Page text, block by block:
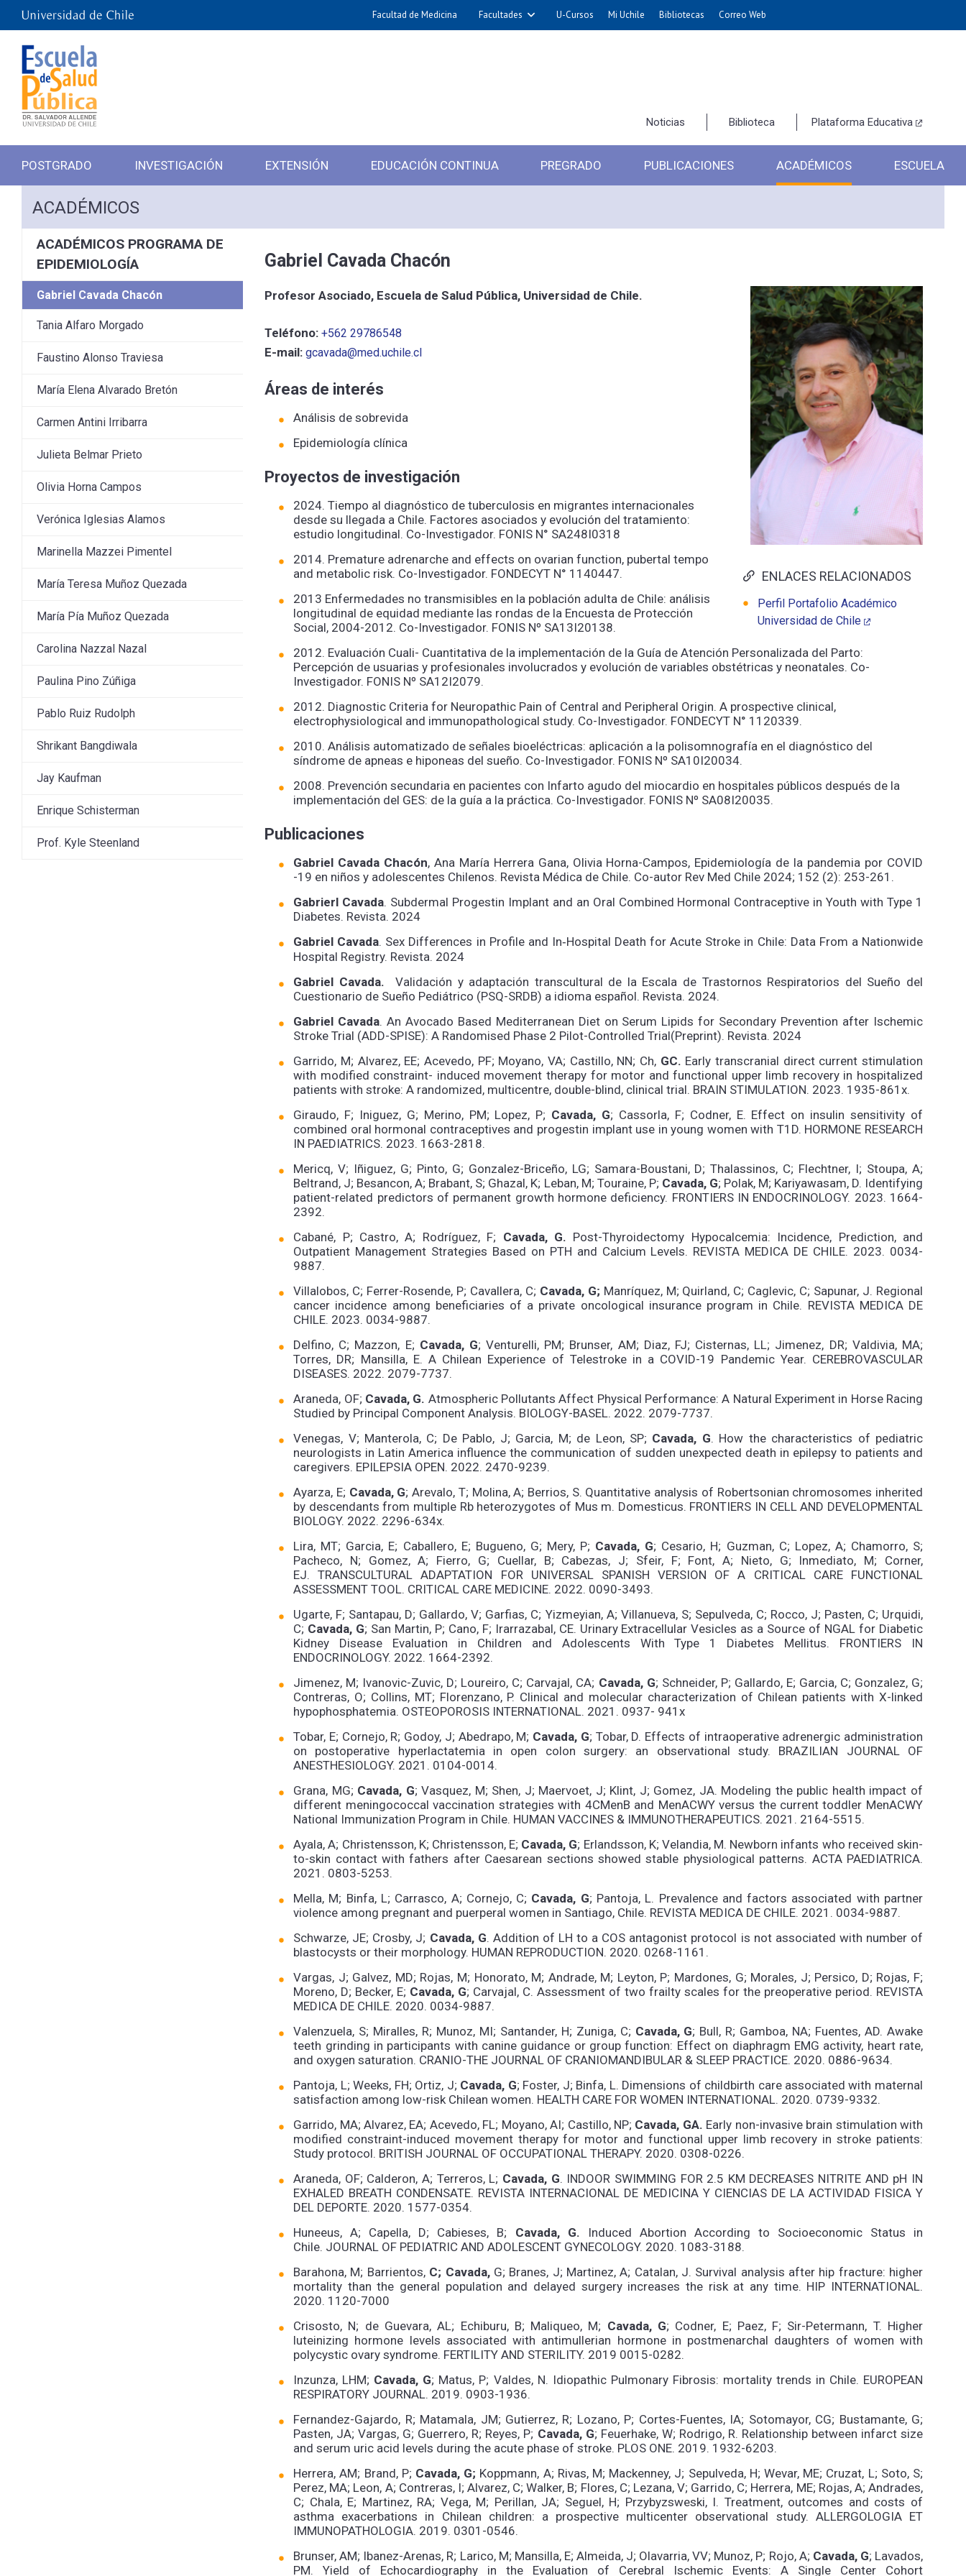
Facultad de Medicina Facultades U-Cursos Mi Uchile Bibliotecas Correo Web
Noticias Biblioteca Plataforma Educativa
POSTGRADO INVESTIGACIÓN EXTENSIÓN EDUCACIÓN CONTINUA PREGRADO PUBLICACIONES ACADÉMICOS ESCUELA
ACADÉMICOS
ACADÉMICOS PROGRAMA DE
EPIDEMIOLOGÍA
Gabriel Cavada Chacón
Tania Alfaro Morgado
Faustino Alonso Traviesa
María Elena Alvarado Bretón
Carmen Antini Irribarra
Julieta Belmar Prieto
Olivia Horna Campos
Verónica Iglesias Alamos
Marinella Mazzei Pimentel
María Teresa Muñoz Quezada
María Pía Muñoz Quezada
Carolina Nazzal Nazal
Paulina Pino Zúñiga
Pablo Ruiz Rudolph
Shrikant Bangdiwala
Jay Kaufman
Enrique Schisterman
Prof. Kyle Steenland
Gabriel Cavada Chacón
ENLACES RELACIONADOS
Perfil Portafolio Académico
Universidad de Chile
Profesor Asociado, Escuela de Salud Pública, Universidad de Chile.
Teléfono: +562 29786548
E-mail: gcavada@med.uchile.cl
Áreas de interés
Análisis de sobrevida
Epidemiología clínica
Proyectos de investigación
2024. Tiempo al diagnóstico de tuberculosis en migrantes internacionales
desde su llegada a Chile. Factores asociados y evolución del tratamiento:
estudio longitudinal. Co-Investigador. FONIS N° SA248I0318
2014. Premature adrenarche and effects on ovarian function, pubertal tempo
and metabolic risk. Co-Investigador. FONDECYT N° 1140447.
2013 Enfermedades no transmisibles en la población adulta de Chile: análisis
longitudinal de equidad mediante las rondas de la Encuesta de Protección
Social, 2004-2012. Co-Investigador. FONIS Nº SA13I20138.
2012. Evaluación Cuali- Cuantitativa de la implementación de la Guía de Atención Personalizada del Parto:
Percepción de usuarias y profesionales involucrados y evolución de variables obstétricas y neonatales. Co-
Investigador. FONIS Nº SA12I2079.
2012. Diagnostic Criteria for Neuropathic Pain of Central and Peripheral Origin. A prospective clinical,
electrophysiological and immunopathological study. Co-Investigador. FONDECYT N° 1120339.
2010. Análisis automatizado de señales bioeléctricas: aplicación a la polisomnografía en el diagnóstico del
síndrome de apneas e hiponeas del sueño. Co-Investigador. FONIS Nº SA10I20034.
2008. Prevención secundaria en pacientes con Infarto agudo del miocardio en hospitales públicos después de la
implementación del GES: de la guía a la práctica. Co-Investigador. FONIS Nº SA08I20035.
Publicaciones
Gabriel Cavada Chacón, Ana María Herrera Gana, Olivia Horna-Campos, Epidemiología de la pandemia por COVID
-19 en niños y adolescentes Chilenos. Revista Médica de Chile. Co-autor Rev Med Chile 2024; 152 (2): 253-261.
Gabrierl Cavada. Subdermal Progestin Implant and an Oral Combined Hormonal Contraceptive in Youth with Type 1
Diabetes. Revista. 2024
Gabriel Cavada. Sex Differences in Profile and In‐Hospital Death for Acute Stroke in Chile: Data From a Nationwide
Hospital Registry. Revista. 2024
Gabriel Cavada. Validación y adaptación transcultural de la Escala de Trastornos Respiratorios del Sueño del
Cuestionario de Sueño Pediátrico (PSQ-SRDB) a idioma español. Revista. 2024.
Gabriel Cavada. An Avocado Based Mediterranean Diet on Serum Lipids for Secondary Prevention after Ischemic
Stroke Trial (ADD-SPISE): A Randomised Phase 2 Pilot-Controlled Trial(Preprint). Revista. 2024
Garrido, M; Alvarez, EE; Acevedo, PF; Moyano, VA; Castillo, NN; Ch, GC. Early transcranial direct current stimulation
with modified constraint- induced movement therapy for motor and functional upper limb recovery in hospitalized
patients with stroke: A randomized, multicentre, double-blind, clinical trial. BRAIN STIMULATION. 2023. 1935-861x.
Giraudo, F; Iniguez, G; Merino, PM; Lopez, P; Cavada, G; Cassorla, F; Codner, E. Effect on insulin sensitivity of
combined oral hormonal contraceptives and progestin implant use in young women with T1D. HORMONE RESEARCH
IN PAEDIATRICS. 2023. 1663-2818.
Mericq, V; Iñiguez, G; Pinto, G; Gonzalez-Briceño, LG; Samara-Boustani, D; Thalassinos, C; Flechtner, I; Stoupa, A;
Beltrand, J; Besancon, A; Brabant, S; Ghazal, K; Leban, M; Touraine, P; Cavada, G; Polak, M; Kariyawasam, D. Identifying
patient-related predictors of permanent growth hormone deficiency. FRONTIERS IN ENDOCRINOLOGY. 2023. 1664-
2392.
Cabané, P; Castro, A; Rodríguez, F; Cavada, G. Post-Thyroidectomy Hypocalcemia: Incidence, Prediction, and
Outpatient Management Strategies Based on PTH and Calcium Levels. REVISTA MEDICA DE CHILE. 2023. 0034-
9887.
Villalobos, C; Ferrer-Rosende, P; Cavallera, C; Cavada, G; Manríquez, M; Quirland, C; Caglevic, C; Sapunar, J. Regional
cancer incidence among beneficiaries of a private oncological insurance program in Chile. REVISTA MEDICA DE
CHILE. 2023. 0034-9887.
Delfino, C; Mazzon, E; Cavada, G; Venturelli, PM; Brunser, AM; Diaz, FJ; Cisternas, LL; Jimenez, DR; Valdivia, MA;
Torres, DR; Mansilla, E. A Chilean Experience of Telestroke in a COVID-19 Pandemic Year. CEREBROVASCULAR
DISEASES. 2022. 2079-7737.
Araneda, OF; Cavada, G. Atmospheric Pollutants Affect Physical Performance: A Natural Experiment in Horse Racing
Studied by Principal Component Analysis. BIOLOGY-BASEL. 2022. 2079-7737.
Venegas, V; Manterola, C; De Pablo, J; Garcia, M; de Leon, SP; Cavada, G. How the characteristics of pediatric
neurologists in Latin America influence the communication of sudden unexpected death in epilepsy to patients and
caregivers. EPILEPSIA OPEN. 2022. 2470-9239.
Ayarza, E; Cavada, G; Arevalo, T; Molina, A; Berrios, S. Quantitative analysis of Robertsonian chromosomes inherited
by descendants from multiple Rb heterozygotes of Mus m. Domesticus. FRONTIERS IN CELL AND DEVELOPMENTAL
BIOLOGY. 2022. 2296-634x.
Lira, MT; Garcia, E; Caballero, E; Bugueno, G; Mery, P; Cavada, G; Cesario, H; Guzman, C; Lopez, A; Chamorro, S;
Pacheco, N; Gomez, A; Fierro, G; Cuellar, B; Cabezas, J; Sfeir, F; Font, A; Nieto, G; Inmediato, M; Corner,
EJ. TRANSCULTURAL ADAPTATION FOR UNIVERSAL SPANISH VERSION OF A CRITICAL CARE FUNCTIONAL
ASSESSMENT TOOL. CRITICAL CARE MEDICINE. 2022. 0090-3493.
Ugarte, F; Santapau, D; Gallardo, V; Garfias, C; Yizmeyian, A; Villanueva, S; Sepulveda, C; Rocco, J; Pasten, C; Urquidi,
C; Cavada, G; San Martin, P; Cano, F; Irarrazabal, CE. Urinary Extracellular Vesicles as a Source of NGAL for Diabetic
Kidney Disease Evaluation in Children and Adolescents With Type 1 Diabetes Mellitus. FRONTIERS IN
ENDOCRINOLOGY. 2022. 1664-2392.
Jimenez, M; Ivanovic-Zuvic, D; Loureiro, C; Carvajal, CA; Cavada, G; Schneider, P; Gallardo, E; Garcia, C; Gonzalez, G;
Contreras, O; Collins, MT; Florenzano, P. Clinical and molecular characterization of Chilean patients with X-linked
hypophosphatemia. OSTEOPOROSIS INTERNATIONAL. 2021. 0937- 941x
Tobar, E; Cornejo, R; Godoy, J; Abedrapo, M; Cavada, G; Tobar, D. Effects of intraoperative adrenergic administration
on postoperative hyperlactatemia in open colon surgery: an observational study. BRAZILIAN JOURNAL OF
ANESTHESIOLOGY. 2021. 0104-0014.
Grana, MG; Cavada, G; Vasquez, M; Shen, J; Maervoet, J; Klint, J; Gomez, JA. Modeling the public health impact of
different meningococcal vaccination strategies with 4CMenB and MenACWY versus the current toddler MenACWY
National Immunization Program in Chile. HUMAN VACCINES & IMMUNOTHERAPEUTICS. 2021. 2164-5515.
Ayala, A; Christensson, K; Christensson, E; Cavada, G; Erlandsson, K; Velandia, M. Newborn infants who received skin-
to-skin contact with fathers after Caesarean sections showed stable physiological patterns. ACTA PAEDIATRICA.
2021. 0803-5253.
Mella, M; Binfa, L; Carrasco, A; Cornejo, C; Cavada, G; Pantoja, L. Prevalence and factors associated with partner
violence among pregnant and puerperal women in Santiago, Chile. REVISTA MEDICA DE CHILE. 2021. 0034-9887.
Schwarze, JE; Crosby, J; Cavada, G. Addition of LH to a COS antagonist protocol is not associated with number of
blastocysts or their morphology. HUMAN REPRODUCTION. 2020. 0268-1161.
Vargas, J; Galvez, MD; Rojas, M; Honorato, M; Andrade, M; Leyton, P; Mardones, G; Morales, J; Persico, D; Rojas, F;
Moreno, D; Becker, E; Cavada, G; Carvajal, C. Assessment of two frailty scales for the preoperative period. REVISTA
MEDICA DE CHILE. 2020. 0034-9887.
Valenzuela, S; Miralles, R; Munoz, MI; Santander, H; Zuniga, C; Cavada, G; Bull, R; Gamboa, NA; Fuentes, AD. Awake
teeth grinding in participants with canine guidance or group function: Effect on diaphragm EMG activity, heart rate,
and oxygen saturation. CRANIO-THE JOURNAL OF CRANIOMANDIBULAR & SLEEP PRACTICE. 2020. 0886-9634.
Pantoja, L; Weeks, FH; Ortiz, J; Cavada, G; Foster, J; Binfa, L. Dimensions of childbirth care associated with maternal
satisfaction among low-risk Chilean women. HEALTH CARE FOR WOMEN INTERNATIONAL. 2020. 0739-9332.
Garrido, MA; Alvarez, EA; Acevedo, FL; Moyano, AI; Castillo, NP; Cavada, GA. Early non-invasive brain stimulation with
modified constraint-induced movement therapy for motor and functional upper limb recovery in stroke patients:
Study protocol. BRITISH JOURNAL OF OCCUPATIONAL THERAPY. 2020. 0308-0226.
Araneda, OF; Calderon, A; Terreros, L; Cavada, G. INDOOR SWIMMING FOR 2.5 KM DECREASES NITRITE AND pH IN
EXHALED BREATH CONDENSATE. REVISTA INTERNACIONAL DE MEDICINA Y CIENCIAS DE LA ACTIVIDAD FISICA Y
DEL DEPORTE. 2020. 1577-0354.
Huneeus, A; Capella, D; Cabieses, B; Cavada, G.
Induced Abortion According to Socioeconomic Status in
Chile. JOURNAL OF PEDIATRIC AND ADOLESCENT GYNECOLOGY. 2020. 1083-3188.
Barahona, M; Barrientos, C; Cavada,G; Branes, J; Martinez, A; Catalan, J. Survival analysis after hip fracture: higher
mortality than the general population and delayed surgery increases the risk at any time. HIP INTERNATIONAL.
2020. 1120-7000
Crisosto, N; de Guevara, AL; Echiburu, B; Maliqueo, M; Cavada, G; Codner, E; Paez, F; Sir-Petermann, T. Higher
luteinizing hormone levels associated with antimullerian hormone in postmenarchal daughters of women with
polycystic ovary syndrome. FERTILITY AND STERILITY. 2019 0015-0282.
Inzunza, LHM; Cavada, G; Matus, P; Valdes, N. Idiopathic Pulmonary Fibrosis: mortality trends in Chile. EUROPEAN
RESPIRATORY JOURNAL. 2019. 0903-1936.
Fernandez-Gajardo, R; Matamala, JM; Gutierrez, R; Lozano, P; Cortes-Fuentes, IA; Sotomayor, CG; Bustamante, G;
Pasten, JA; Vargas, G; Guerrero, R; Reyes, P; Cavada, G; Feuerhake, W; Rodrigo, R. Relationship between infarct size
and serum uric acid levels during the acute phase of stroke. PLOS ONE. 2019. 1932-6203.
Herrera, AM; Brand, P; Cavada, G; Koppmann, A; Rivas, M; Mackenney, J; Sepulveda, H; Wevar, ME; Cruzat, L; Soto, S;
Perez, MA; Leon, A; Contreras, I; Alvarez, C; Walker, B; Flores, C; Lezana, V; Garrido, C; Herrera, ME; Rojas, A; Andrades,
C; Chala, E; Martinez, RA; Vega, M; Perillan, JA; Seguel, H; Przybyzsweski, I. Treatment, outcomes and costs of
asthma exacerbations in Chilean children: a prospective multicenter observational study. ALLERGOLOGIA ET
IMMUNOPATHOLOGIA. 2019. 0301-0546.
Brunser, AM; Ibanez-Arenas, R; Larico, M; Mansilla, E; Almeida, J; Olavarria, VV; Munoz, P; Rojo, A; Cavada, G; Lavados,
PM. Yield of Echocardiography in the Evaluation of Cerebral Ischemic Events: A Single Center Cohort